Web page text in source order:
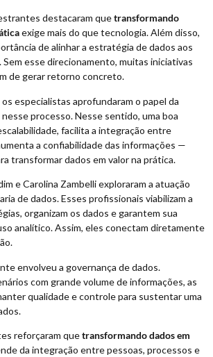
destacaram quetransformando
exige mais do que tecnologia. Além disso,
de alinhar a estratégia de dados aos
esse direcionamento, muitas iniciativas
de gerar retorno concreto.
especialistas aprofundaram o papel da
processo. Nesse sentido, uma boa
facilita a integração entre
a confiabilidade das informações —
transformar dados em valor na prática.
e Carolina Zambelli exploraram a atuação
de dados. Esses profissionais viabilizam a
organizam os dados e garantem sua
analítico. Assim, eles conectam diretamente
envolveu a governança de dados.
com grande volume de informações, as
qualidade e controle para sustentar uma
reforçaram quetransformando dados em
da integração entre pessoas, processos e